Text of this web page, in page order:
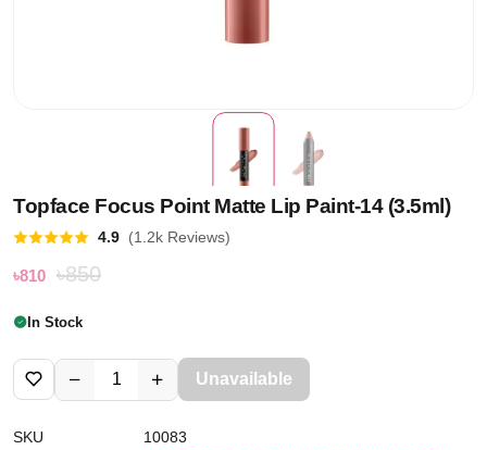
Topface Focus Point Matte Lip Paint-14 (3.5ml)
4.9 (1.2k Reviews)
৳810 ৳850
In Stock
Unavailable
SKU
10083